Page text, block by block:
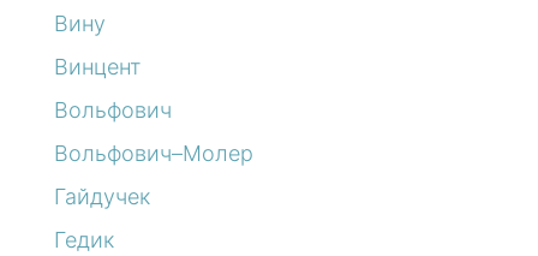
Вину
Винцент
Вольфович
Вольфович–Молер
Гайдучек
Гедик